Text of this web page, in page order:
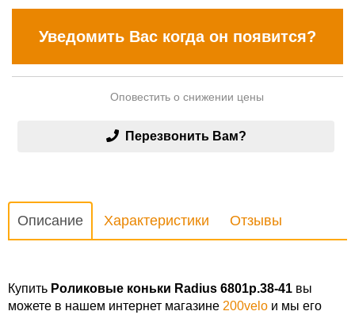
Уведомить Вас когда он появится?
Оповестить о снижении цены
Перезвонить Вам?
Описание Характеристики Отзывы
Купить Роликовые коньки Radius 6801р.38-41 вы
можете в нашем интернет магазине 200velo и мы его